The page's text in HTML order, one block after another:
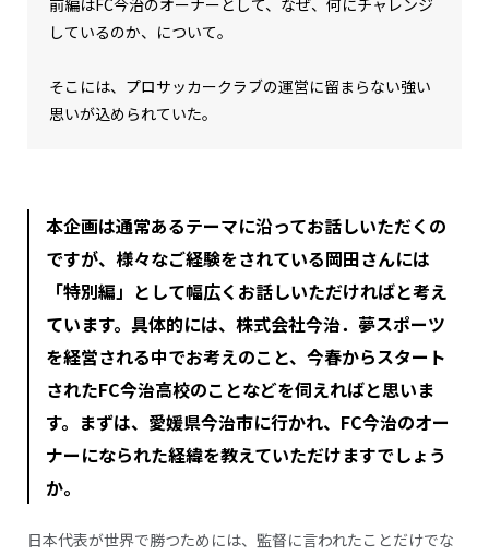
前編はFC今治のオーナーとして、なぜ、何にチャレンジ
しているのか、について。
そこには、プロサッカークラブの運営に留まらない強い
思いが込められていた。
本企画は通常あるテーマに沿ってお話しいただくの
ですが、様々なご経験をされている岡田さんには
「特別編」として幅広くお話しいただければと考え
ています。具体的には、株式会社今治．夢スポーツ
を経営される中でお考えのこと、今春からスタート
されたFC今治高校のことなどを伺えればと思いま
す。まずは、愛媛県今治市に行かれ、FC今治のオー
ナーになられた経緯を教えていただけますでしょう
か。
日本代表が世界で勝つためには、監督に言われたことだけでな